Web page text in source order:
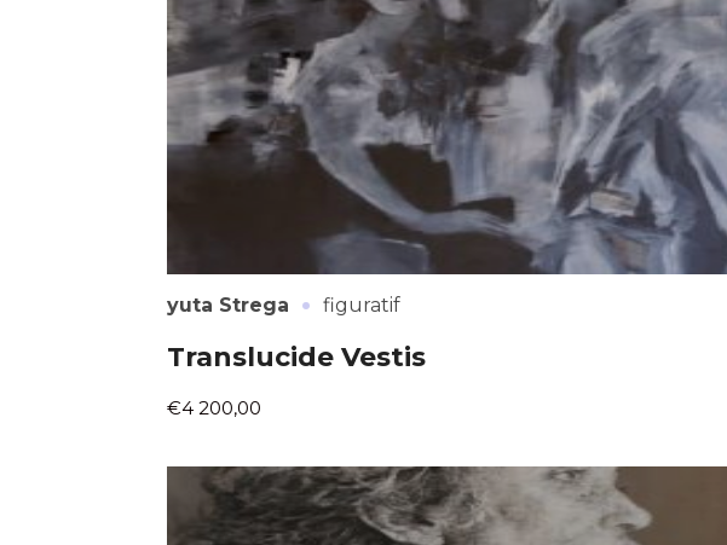
* Champ obligatoire
J'accepte les termes et conditions
* Champ obligatoire
yuta Strega · figuratif
Translucide Vestis
€4 200,00